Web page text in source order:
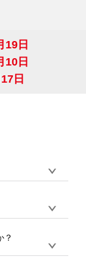
19日
10日
日
ンツールから
できます。
注文の場合
グコンシェル
ください。製
オンデマンド
/ AI / PSD /
最大サイズ
？